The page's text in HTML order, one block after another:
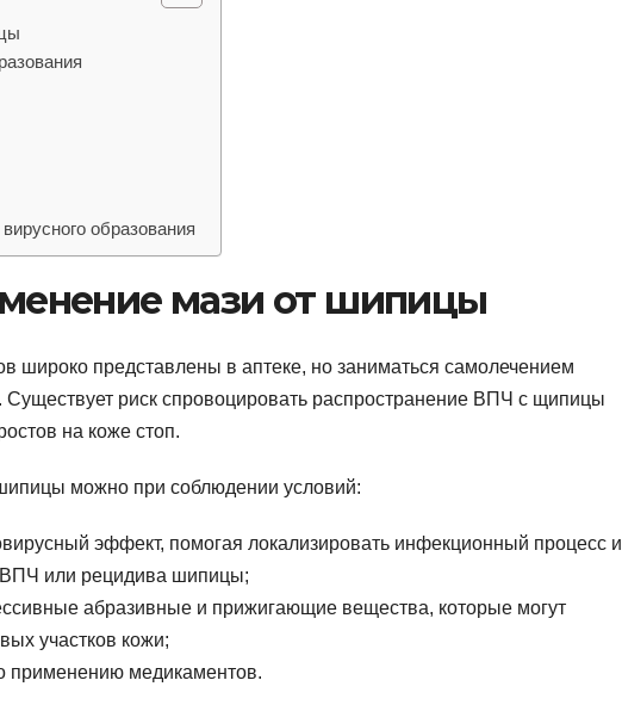
образования
мази от шипицы
широко представлены в аптеке, но заниматься самолечением
Существует риск спровоцировать распространение ВПЧ с щипицы
на коже стоп.
можно при соблюдении условий:
эффект, помогая локализировать инфекционный процесс и
ВПЧ или рецидива шипицы;
абразивные и прижигающие вещества, которые могут
участков кожи;
применению медикаментов.